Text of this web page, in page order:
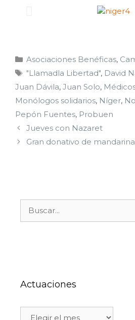
Asociaciones Benéficas,
"Llamadla Libertad", David
Juan Dávila, Juan Solo,
Monólogos solidarios, Níger,
Pepón Fuentes, Probuen
Jueves con Nazaret
Gran donativo de
Actuaciones